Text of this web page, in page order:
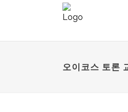
오이코스 토론